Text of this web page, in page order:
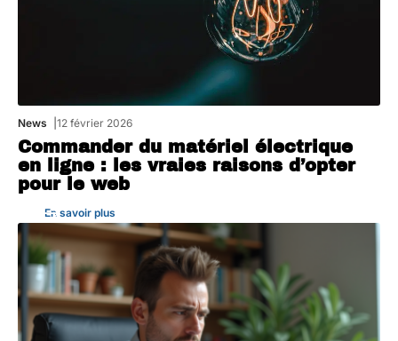
News 12 février 2026
Commander du matériel électrique
en ligne : les vraies raisons d’opter
pour le web
En savoir plus